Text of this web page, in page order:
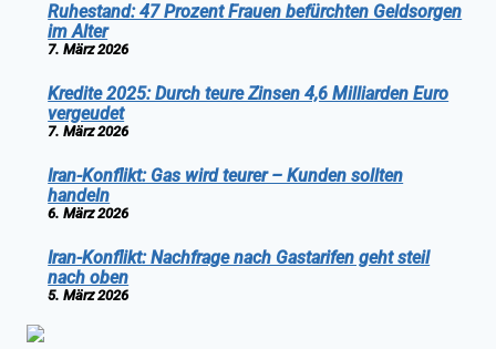
Ruhestand: 47 Prozent Frauen befürchten Geldsorgen
im Alter
7. März 2026
Kredite 2025: Durch teure Zinsen 4,6 Milliarden Euro
vergeudet
7. März 2026
Iran-Konflikt: Gas wird teurer – Kunden sollten
handeln
6. März 2026
Iran-Konflikt: Nachfrage nach Gastarifen geht steil
nach oben
5. März 2026